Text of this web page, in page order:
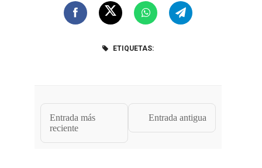
ETIQUETAS:
Entrada más
reciente
Entrada antigua